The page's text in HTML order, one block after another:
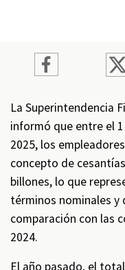
La Superintendencia
informó que entre el
2025, los
concepto de
billones, lo que
términos nominales y
comparación con las
2024.
El año pasado, el